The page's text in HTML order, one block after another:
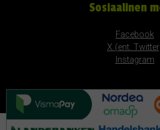
Sosiaalinen
Facebook
X (ent.
Instagram